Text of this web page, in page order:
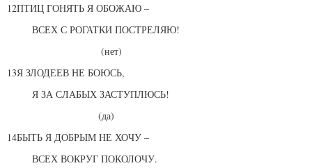
12ПТИЦ ГОНЯТЬ Я ОБОЖАЮ –
ВСЕХ С РОГАТКИ ПОСТРЕЛЯЮ!
(нет)
13Я ЗЛОДЕЕВ НЕ БОЮСЬ,
Я ЗА СЛАБЫХ ЗАСТУПЛЮСЬ!
(да)
14БЫТЬ Я ДОБРЫМ НЕ ХОЧУ –
ВСЕХ ВОКРУГ ПОКОЛОЧУ.